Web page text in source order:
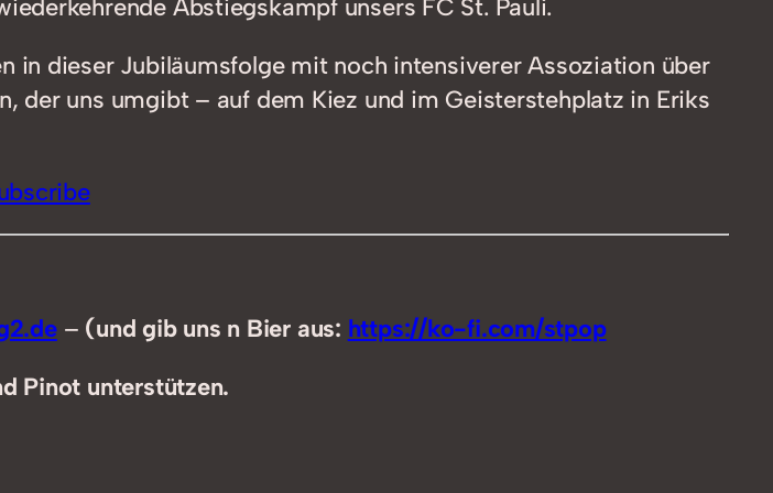
die
Lautstärke
Abstiegskampf unsers FC St. Pauli.
in dieser Jubiläumsfolge mit noch intensiverer Assoziation über
der uns umgibt – auf dem Kiez und im Geisterstehplatz in Eriks
– (und gib uns n Bier aus: https://ko-fi.com/stpop
Pinot unterstützen.